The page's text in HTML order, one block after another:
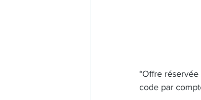
*Offre réservée
code par